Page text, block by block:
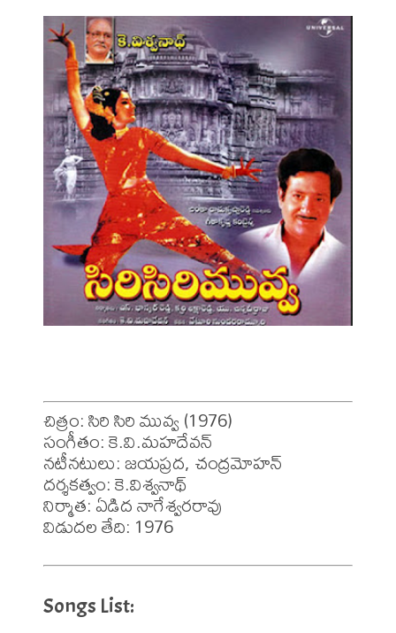
చిత్రం: సిరి సిరి మువ్వ (1976)
సంగీతం: కె.వి.మహదేవన్
నటీనటులు: జయప్రద, చంద్రమోహన్
దర్శకత్వం: కె.విశ్వనాథ్
నిర్మాత: ఏడిద నాగేశ్వరరావు
విడుదల తేది: 1976